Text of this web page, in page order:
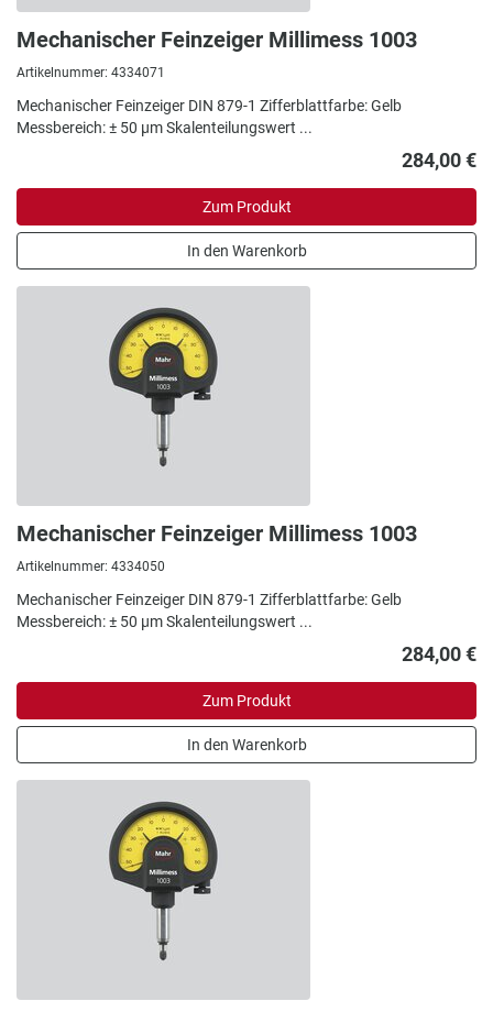
Mechanischer Feinzeiger Millimess 1003
Artikelnummer: 4334071
Mechanischer Feinzeiger DIN 879-1 Zifferblattfarbe: Gelb
Messbereich: ± 50 µm Skalenteilungswert ...
284,00 €
Zum Produkt
In den Warenkorb
Mechanischer Feinzeiger Millimess 1003
Artikelnummer: 4334050
Mechanischer Feinzeiger DIN 879-1 Zifferblattfarbe: Gelb
Messbereich: ± 50 µm Skalenteilungswert ...
284,00 €
Zum Produkt
In den Warenkorb